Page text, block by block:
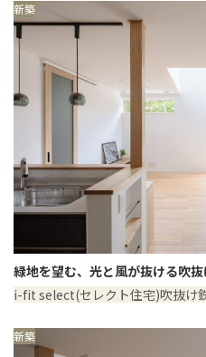
新築
緑地を望む、光と風が抜ける吹
i-fit select(セレクト住宅)吹抜け
新築